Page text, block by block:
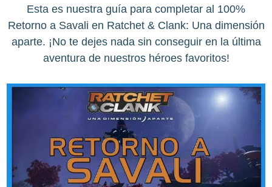
Esta es nuestra guía para completar al 100%
Retorno a Savali en Ratchet & Clank: Una dimensión
aparte. ¡No te dejes nada sin conseguir en la última
aventura de nuestros héroes favoritos!